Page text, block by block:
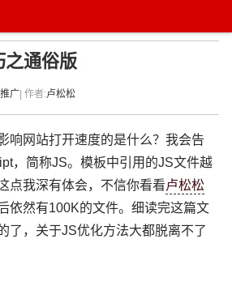
之通俗版
广 | 作者:卢松松
响网站打开速度的是什么？我会告
，简称JS。模板中引用的JS文件越
点我深有体会，不信你看看卢松松
依然有100K的文件。细读完这篇文
了，关于JS优化方法大都脱离不了